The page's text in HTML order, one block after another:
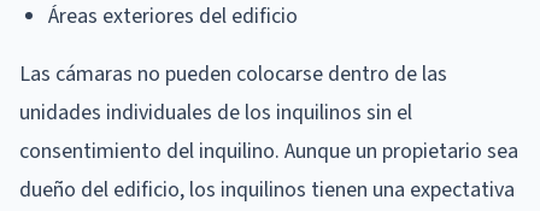
Áreas exteriores del edificio
Las cámaras no pueden colocarse dentro de las
unidades individuales de los inquilinos sin el
consentimiento del inquilino. Aunque un propietario sea
dueño del edificio, los inquilinos tienen una expectativa